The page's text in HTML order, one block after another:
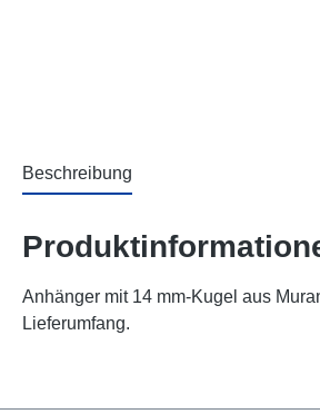
Beschreibung
Anhänger mit 14 mm-Kugel aus
Lieferumfang.